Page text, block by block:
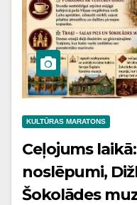
KULTŪRAS MARATONS
Ceļojums
noslēpumi,
Šokolādes